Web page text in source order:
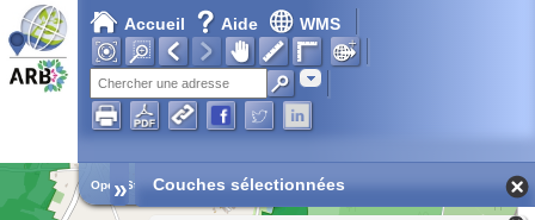
Accueil Aide WMS
Adresse
Open Street Map
» Couches sélectionnées